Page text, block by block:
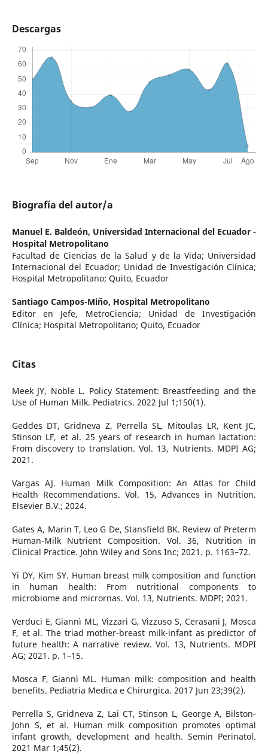
Descargas
Biografía del autor/a
Manuel E. Baldeón, Universidad Internacional del Ecuador -
Hospital Metropolitano
Facultad de Ciencias de la Salud y de la Vida; Universidad
Internacional del Ecuador; Unidad de Investigación Clínica;
Hospital Metropolitano; Quito, Ecuador
Santiago Campos-Miño, Hospital Metropolitano
Editor en Jefe, MetroCiencia; Unidad de Investigación
Clínica; Hospital Metropolitano; Quito, Ecuador
Citas
Meek JY, Noble L. Policy Statement: Breastfeeding and the
Use of Human Milk. Pediatrics. 2022 Jul 1;150(1).
Geddes DT, Gridneva Z, Perrella SL, Mitoulas LR, Kent JC,
Stinson LF, et al. 25 years of research in human lactation:
From discovery to translation. Vol. 13, Nutrients. MDPI AG;
2021.
Vargas AJ. Human Milk Composition: An Atlas for Child
Health Recommendations. Vol. 15, Advances in Nutrition.
Elsevier B.V.; 2024.
Gates A, Marin T, Leo G De, Stansfield BK. Review of Preterm
Human-Milk Nutrient Composition. Vol. 36, Nutrition in
Clinical Practice. John Wiley and Sons Inc; 2021. p. 1163–72.
Yi DY, Kim SY. Human breast milk composition and function
in human health: From nutritional components to
microbiome and micrornas. Vol. 13, Nutrients. MDPI; 2021.
Verduci E, Giannì ML, Vizzari G, Vizzuso S, Cerasani J, Mosca
F, et al. The triad mother-breast milk-infant as predictor of
future health: A narrative review. Vol. 13, Nutrients. MDPI
AG; 2021. p. 1–15.
Mosca F, Giannì ML. Human milk: composition and health
benefits. Pediatria Medica e Chirurgica. 2017 Jun 23;39(2).
Perrella S, Gridneva Z, Lai CT, Stinson L, George A, Bilston-
John S, et al. Human milk composition promotes optimal
infant growth, development and health. Semin Perinatol.
2021 Mar 1;45(2).